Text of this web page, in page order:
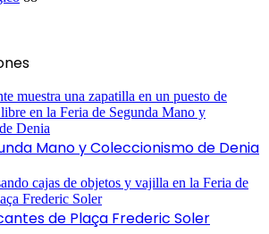
Mano y Coleccionismo de Denia
de Plaça Frederic Soler